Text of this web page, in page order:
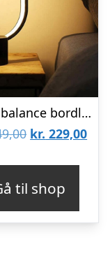
Heng balance bordlampe – sort
Den
kr. 349,00.
kr. 229,00Den
kr.
til shop